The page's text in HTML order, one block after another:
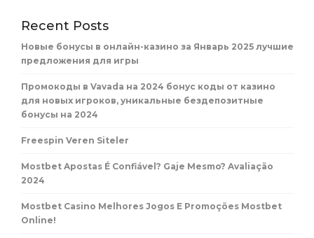
Recent Posts
Новые бонусы в онлайн-казино за Январь 2025 лучшие
предложения для игры
Промокоды в Vavada на 2024 бонус коды от казино
для новых игроков, уникальные бездепозитные
бонусы на 2024
Freespin Veren Siteler
Mostbet Apostas É Confiável? Gaje Mesmo? Avaliação
2024
Mostbet Casino Melhores Jogos E Promoções Mostbet
Online!